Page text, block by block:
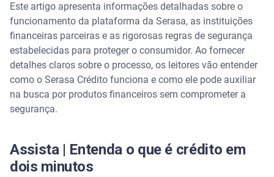
Como agir em caso de abordagens suspeitas
Encontre as melhores opções de empréstimo com o
Serasa Crédito
Perguntas frequentes sobre o Serasa Crédito
O Serasa Crédito cobra depósito antecipado?
O Serasa Crédito é regulamentado pelo Banco
Central?
Este artigo apresenta informações detalhadas sobre o
funcionamento da plataforma da Serasa, as instituições
financeiras parceiras e as rigorosas regras de segurança
estabelecidas para proteger o consumidor. Ao fornecer
detalhes claros sobre o processo, os leitores vão entender
como o Serasa Crédito funciona e como ele pode auxiliar
na busca por produtos financeiros sem comprometer a
segurança.
Assista | Entenda o que é crédito em
dois minutos